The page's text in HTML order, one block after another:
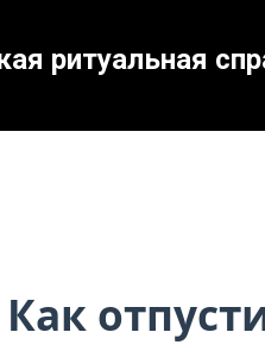
ритуальная
Как